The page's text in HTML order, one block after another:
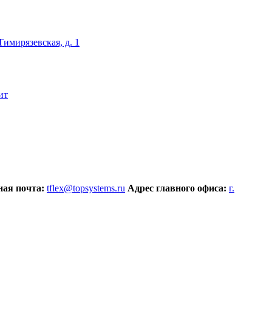
д. 1
почта: tflex@topsystems.ru Адрес главного офиса: г.